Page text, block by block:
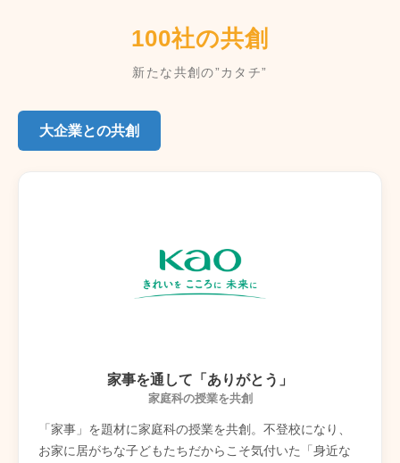
100社の共創
新たな共創の”カタチ”
大企業との共創
家事を通して「ありがとう」
家庭科の授業を共創
「家事」を題材に家庭科の授業を共創。不登校になり、
お家に居がちな子どもたちだからこそ気付いた「身近な